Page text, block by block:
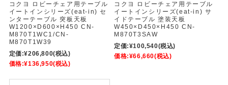
コクヨ ロビーチェア用テーブル
イートインシリーズ(eat-in) セ
ンターテーブル 突板天板
W1200×D600×H450 CN-
M870T1WC1/CN-
M870T1W39
定価:¥206,800(税込)
価格:¥136,950(税込)
コクヨ ロビーチェア用テーブル
イートインシリーズ(eat-in) サ
イドテーブル 塗装天板
W450×D450×H450 CN-
M870T3SAW
定価:¥100,540(税込)
価格:¥66,660(税込)